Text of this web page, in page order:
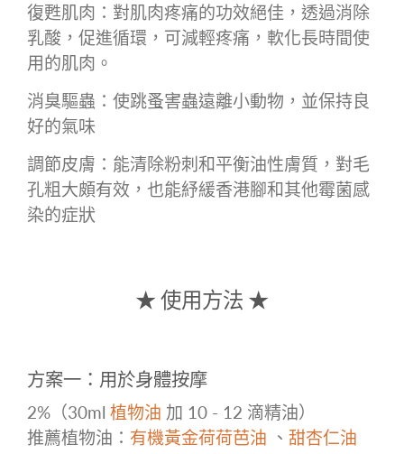
復甦肌肉：對肌肉疼痛的功效絕佳，透過消除
乳酸，促進循環，可減輕疼痛，軟化長時間使
用的肌肉。
消臭驅蟲：使跳蚤害蟲遠離小動物，並保持良
好的氣味
調節皮膚：能清除粉刺和平衡油性膚質，對毛
孔粗大頗有效，也能紓緩香港腳和其他霉菌感
染的症狀
★ 使用方法 ★
方案一：用於身體按摩
2%（30ml 植物油 加 10 - 12 滴精油）
推薦植物油： 有機黃金荷荷芭油 、 甜杏仁油